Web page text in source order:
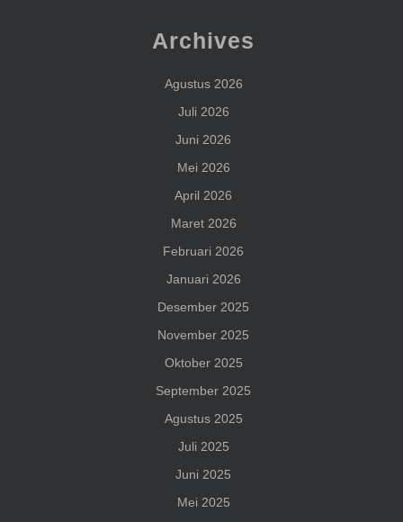
Archives
Agustus 2026
Juli 2026
Juni 2026
Mei 2026
April 2026
Maret 2026
Februari 2026
Januari 2026
Desember 2025
November 2025
Oktober 2025
September 2025
Agustus 2025
Juli 2025
Juni 2025
Mei 2025